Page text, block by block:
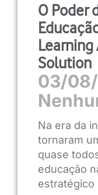
O Poder
Learning
Solution
03/
Na era da
tornaram
quase
educação
estratégico